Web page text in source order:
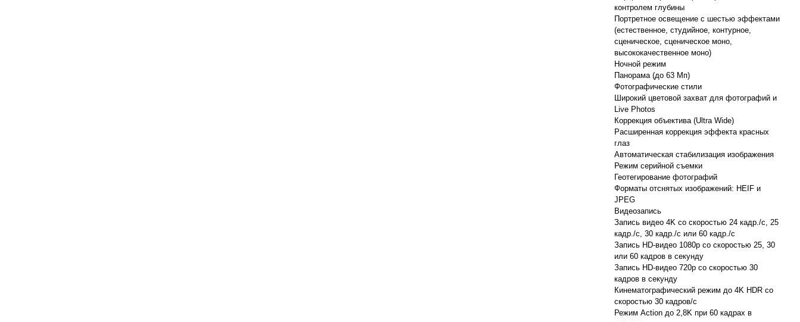
контролем глубины
Портретное освещение с шестью эффектами
(естественное, студийное, контурное,
сценическое, сценическое моно,
высококачественное моно)
Ночной режим
Панорама (до 63 Мп)
Фотографические стили
Широкий цветовой захват для фотографий и
Live Photos
Коррекция объектива (Ultra Wide)
Расширенная коррекция эффекта красных
глаз
Автоматическая стабилизация изображения
Режим серийной съемки
Геотегирование фотографий
Форматы отснятых изображений: HEIF и
JPEG
Видеозапись
Запись видео 4K со скоростью 24 кадр./с, 25
кадр./с, 30 кадр./с или 60 кадр./с
Запись HD-видео 1080p со скоростью 25, 30
или 60 кадров в секунду
Запись HD-видео 720p со скоростью 30
кадров в секунду
Кинематографический режим до 4K HDR со
скоростью 30 кадров/с
Режим Action до 2,8K при 60 кадрах в